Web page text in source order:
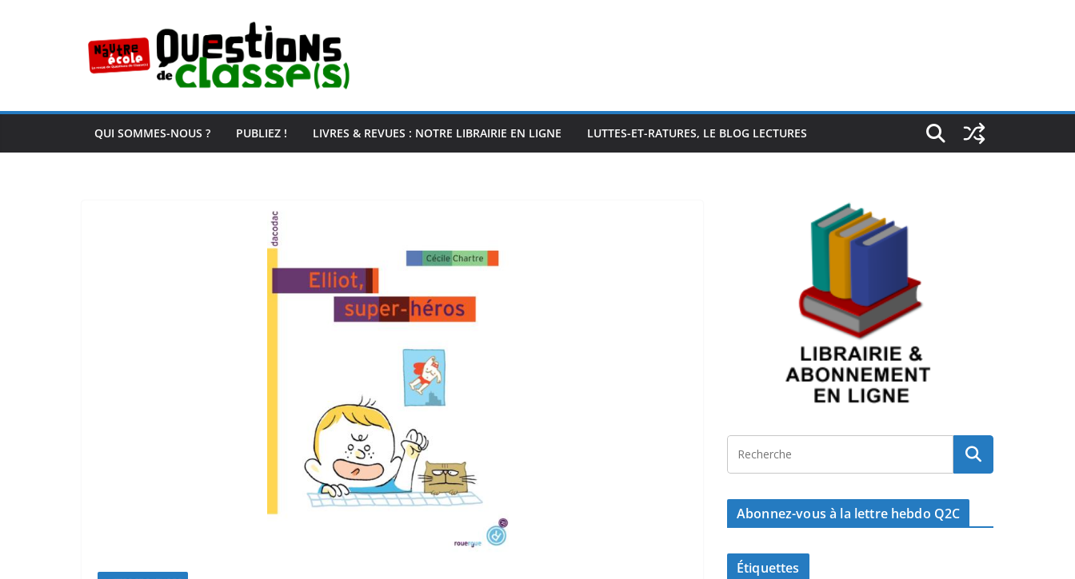
QUI SOMMES-NOUS ? PUBLIEZ ! LIVRES & REVUES : NOTRE LIBRAIRIE EN LIGNE LUTTES-ET-RATURES, LE BLOG LECTURES
Abonnez-vous à la lettre hebdo Q2C
Étiquettes